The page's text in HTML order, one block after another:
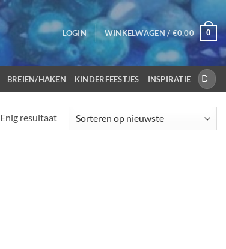
LOGIN WINKELWAGEN /€0,00 0
BREIEN/HAKEN KINDERFEESTJES INSPIRATIE
Zoeken
naar:
Enig resultaat